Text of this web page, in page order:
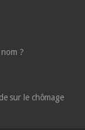
?
sur le chômage